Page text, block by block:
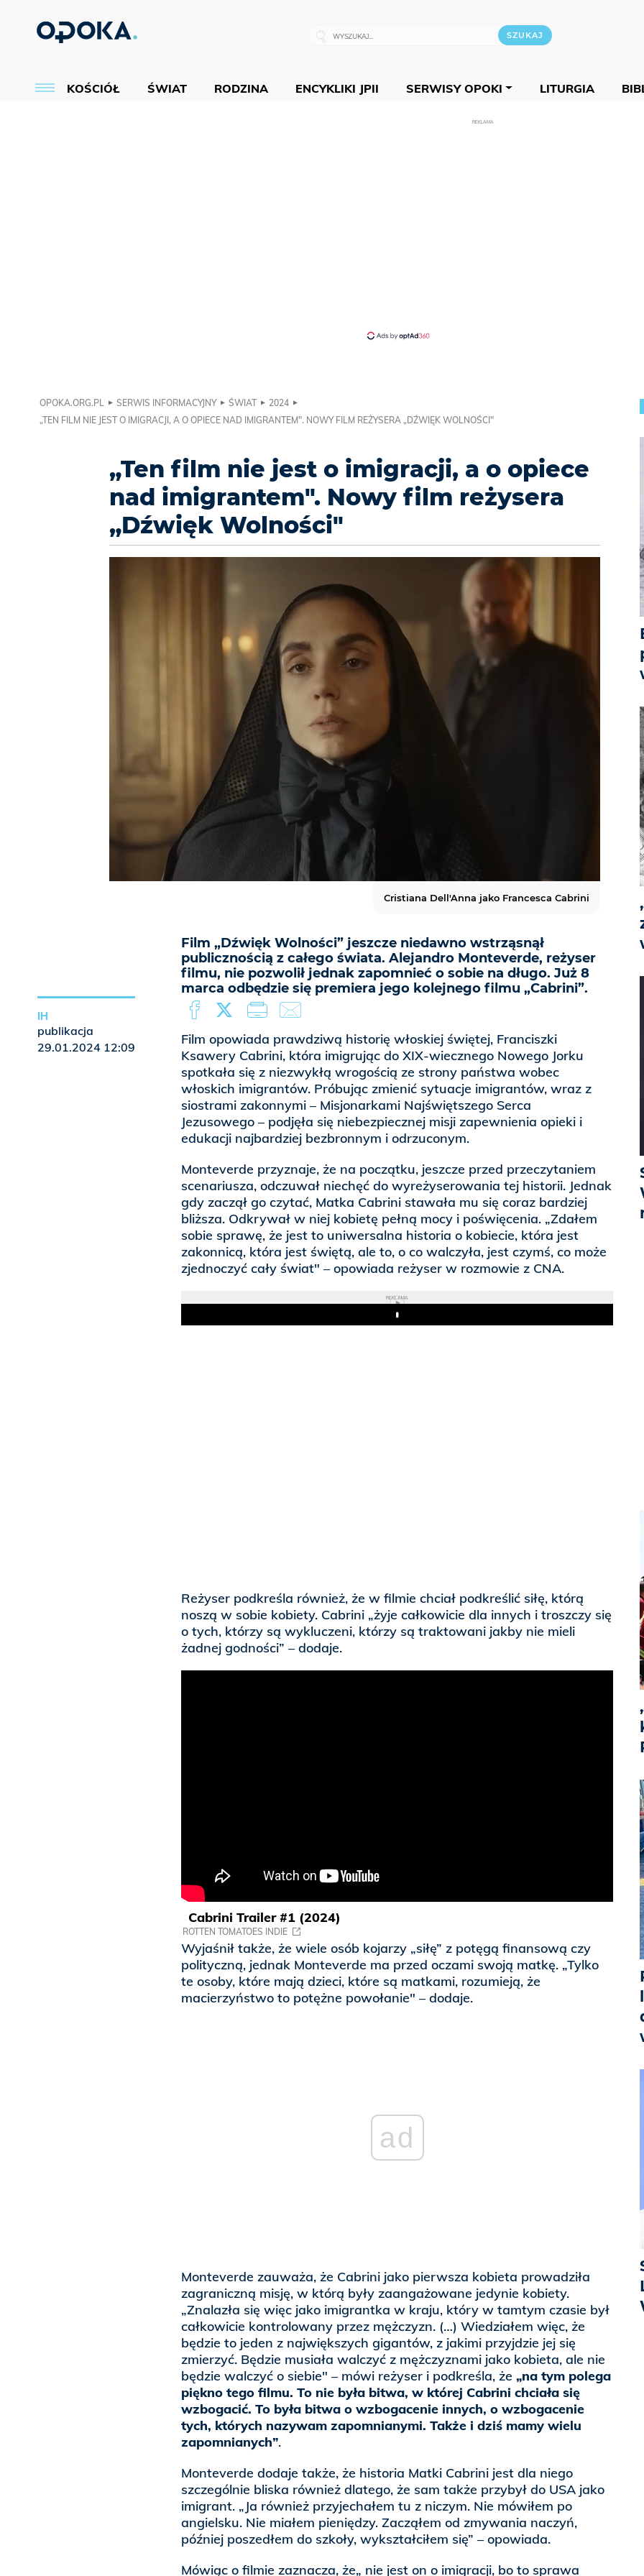
KOŚCIÓŁ ŚWIAT RODZINA ENCYKLIKI JPII SERWISY OPOKI LITURGIA
REKLAMA
OPOKA.ORG.PL SERWIS INFORMACYJNY ŚWIAT
2024
„TEN FILM NIE JEST O IMIGRACJI, A O OPIECE NAD IMIGRANTEM". NOWY FILM REŻYSERA „DŹWIĘK WOLNOŚCI"
„Ten film nie jest o imigracji, a o opiece
nad imigrantem". Nowy film reżysera
„Dźwięk Wolności"
Film „Dźwięk Wolności” jeszcze niedawno wstrząsnął
publicznością z całego świata. Alejandro Monteverde, reżyser
filmu, nie pozwolił jednak zapomnieć o sobie na długo. Już 8
marca odbędzie się premiera jego kolejnego filmu „Cabrini”.
Cristiana Dell'Anna jako Francesca Cabrini
Film opowiada prawdziwą historię włoskiej świętej, Franciszki
Ksawery Cabrini, która imigrując do XIX-wiecznego Nowego Jorku
spotkała się z niezwykłą wrogością ze strony państwa wobec
włoskich imigrantów. Próbując zmienić sytuacje imigrantów, wraz z
siostrami zakonnymi – Misjonarkami Najświętszego Serca
Jezusowego – podjęła się niebezpiecznej misji zapewnienia opieki i
edukacji najbardziej bezbronnym i odrzuconym.
Monteverde przyznaje, że na początku, jeszcze przed przeczytaniem
scenariusza, odczuwał niechęć do wyreżyserowania tej historii. Jednak
gdy zaczął go czytać, Matka Cabrini stawała mu się coraz bardziej
bliższa. Odkrywał w niej kobietę pełną mocy i poświęcenia. „Zdałem
sobie sprawę, że jest to uniwersalna historia o kobiecie, która jest
zakonnicą, która jest świętą, ale to, o co walczyła, jest czymś, co może
zjednoczyć cały świat" – opowiada reżyser w rozmowie z CNA.
REKLAMA
Play
Reżyser podkreśla również, że w filmie chciał podkreślić siłę, którą
noszą w sobie kobiety. Cabrini „żyje całkowicie dla innych i troszczy się
o tych, którzy są wykluczeni, którzy są traktowani jakby nie mieli
żadnej godności” – dodaje.
Cabrini Trailer #1 (2024)
ROTTEN TOMATOES INDIE
Wyjaśnił także, że wiele osób kojarzy „siłę” z potęgą finansową czy
polityczną, jednak Monteverde ma przed oczami swoją matkę. „Tylko
te osoby, które mają dzieci, które są matkami, rozumieją, że
macierzyństwo to potężne powołanie" – dodaje.
ad
Monteverde zauważa, że Cabrini jako pierwsza kobieta prowadziła
zagraniczną misję, w którą były zaangażowane jedynie kobiety.
„Znalazła się więc jako imigrantka w kraju, który w tamtym czasie był
całkowicie kontrolowany przez mężczyzn. (…) Wiedziałem więc, że
będzie to jeden z największych gigantów, z jakimi przyjdzie jej się
zmierzyć. Będzie musiała walczyć z mężczyznami jako kobieta, ale nie
będzie walczyć o siebie" – mówi reżyser i podkreśla, że „na tym polega
piękno tego filmu. To nie była bitwa, w której Cabrini chciała się
wzbogacić. To była bitwa o wzbogacenie innych, o wzbogacenie
tych, których nazywam zapomnianymi. Także i dziś mamy wielu
zapomnianych”.
Monteverde dodaje także, że historia Matki Cabrini jest dla niego
szczególnie bliska również dlatego, że sam także przybył do USA jako
imigrant. „Ja również przyjechałem tu z niczym. Nie mówiłem po
angielsku. Nie miałem pieniędzy. Zacząłem od zmywania naczyń,
później poszedłem do szkoły, wykształciłem się” – opowiada.
Mówiąc o filmie zaznacza, że„ nie jest on o imigracji, bo to sprawa
IH
publikacja
29.01.2024 12:09